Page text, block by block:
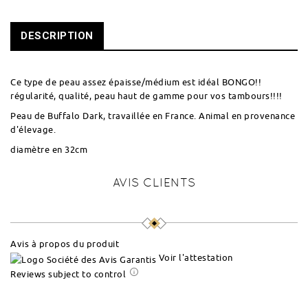
DESCRIPTION
Ce type de peau assez épaisse/médium est idéal BONGO!!
régularité, qualité, peau haut de gamme pour vos tambours!!!!
Peau de Buffalo Dark, travaillée en France. Animal en provenance
d'élevage.
diamètre en 32cm
AVIS CLIENTS
Avis à propos du produit
Voir l'attestation
Reviews subject to control